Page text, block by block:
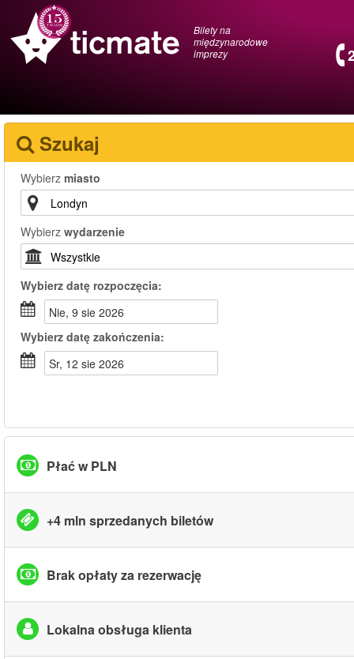
Bilety na
międzynarodowe
imprezy
Szukaj
Wybierz miasto
Wybierz wydarzenie
Wybierz datę rozpoczęcia:
nie, 9 sie 2026
Wybierz datę zakończenia:
sr, 12 sie 2026
Płać w PLN
+4 mln sprzedanych biletów
Brak opłaty za rezerwację
Lokalna obsługa klienta